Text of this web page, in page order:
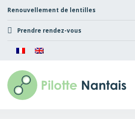
Renouvellement de lentilles
Prendre rendez-vous